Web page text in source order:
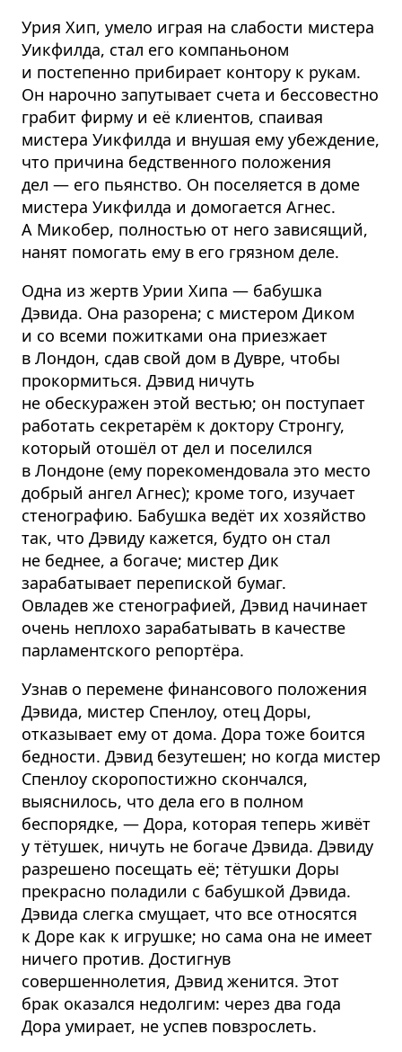
Урия Хип, умело играя на слабости мистера
Уикфилда, стал его компаньоном
и постепенно прибирает контору к рукам.
Он нарочно запутывает счета и бессовестно
грабит фирму и её клиентов, спаивая
мистера Уикфилда и внушая ему убеждение,
что причина бедственного положения
дел — его пьянство. Он поселяется в доме
мистера Уикфилда и домогается Агнес.
А Микобер, полностью от него зависящий,
нанят помогать ему в его грязном деле.
Одна из жертв Урии Хипа — бабушка
Дэвида. Она разорена; с мистером Диком
и со всеми пожитками она приезжает
в Лондон, сдав свой дом в Дувре, чтобы
прокормиться. Дэвид ничуть
не обескуражен этой вестью; он поступает
работать секретарём к доктору Стронгу,
который отошёл от дел и поселился
в Лондоне (ему порекомендовала это место
добрый ангел Агнес); кроме того, изучает
стенографию. Бабушка ведёт их хозяйство
так, что Дэвиду кажется, будто он стал
не беднее, а богаче; мистер Дик
зарабатывает перепиской бумаг.
Овладев же стенографией, Дэвид начинает
очень неплохо зарабатывать в качестве
парламентского репортёра.
Узнав о перемене финансового положения
Дэвида, мистер Спенлоу, отец Доры,
отказывает ему от дома. Дора тоже боится
бедности. Дэвид безутешен; но когда мистер
Спенлоу скоропостижно скончался,
выяснилось, что дела его в полном
беспорядке, — Дора, которая теперь живёт
у тётушек, ничуть не богаче Дэвида. Дэвиду
разрешено посещать её; тётушки Доры
прекрасно поладили с бабушкой Дэвида.
Дэвида слегка смущает, что все относятся
к Доре как к игрушке; но сама она не имеет
ничего против. Достигнув
совершеннолетия, Дэвид женится. Этот
брак оказался недолгим: через два года
Дора умирает, не успев повзрослеть.